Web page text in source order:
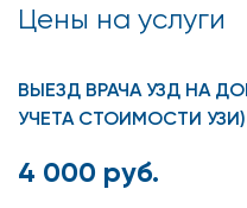
Цены на услуги
ВЫЕЗД ВРАЧА УЗД НА
УЧЕТА СТОИМОСТИ УЗИ)
4 000 руб.